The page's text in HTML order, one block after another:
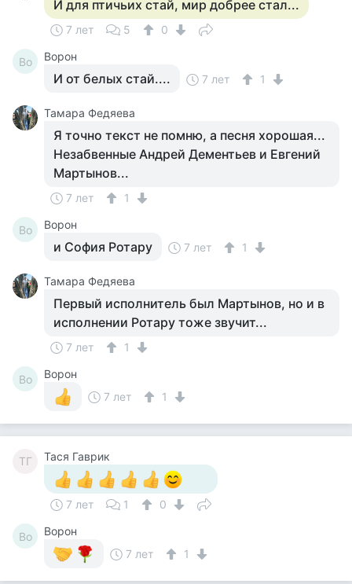
И для птичьих стай, мир добрее стал...
7 лет 5 0
Во Ворон
И от белых стай.... 7 лет 1
Тамара Федяева
Я точно текст не помню, а песня хорошая...
Незабвенные Андрей Дементьев и Евгений
Мартынов...
7 лет 1
Во Ворон
и София Ротару 7 лет 1
Тамара Федяева
Первый исполнитель был Мартынов, но и в
исполнении Ротару тоже звучит...
7 лет 1
Во
Ворон
7 лет
1
ТГ Тася Гаврик
7 лет 1 0
Во
Ворон
7 лет
1